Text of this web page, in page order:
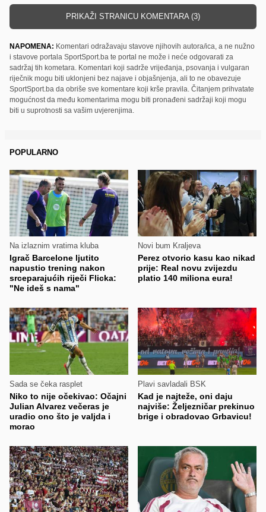
PRIKAŽI STRANICU KOMENTARA (3)
NAPOMENA: Komentari odražavaju stavove njihovih autora/ica, a ne nužno
i stavove portala SportSport.ba te portal ne može i neće odgovarati za
sadržaj tih kometara. Komentari koji sadrže vrijeđanja, psovanja i vulgaran
riječnik mogu biti uklonjeni bez najave i objašnjenja, ali to ne obavezuje
SportSport.ba da obriše sve komentare koji krše pravila. Čitanjem prihvatate
mogućnost da među komentarima mogu biti pronađeni sadržaji koji mogu
biti u suprotnosti sa vašim uvjerenjima.
POPULARNO
Na izlaznim vratima kluba
Igrač Barcelone ljutito
napustio trening nakon
srceparajućih riječi Flicka:
"Ne ideš s nama"
Novi bum Kraljeva
Perez otvorio kasu kao nikad
prije: Real novu zvijezdu
platio 140 miliona eura!
Sada se čeka rasplet
Niko to nije očekivao: Očajni
Julian Alvarez večeras je
uradio ono što je valjda i
morao
Plavi savladali BSK
Kad je najteže, oni daju
najviše: Željezničar prekinuo
brige i obradovao Grbavicu!